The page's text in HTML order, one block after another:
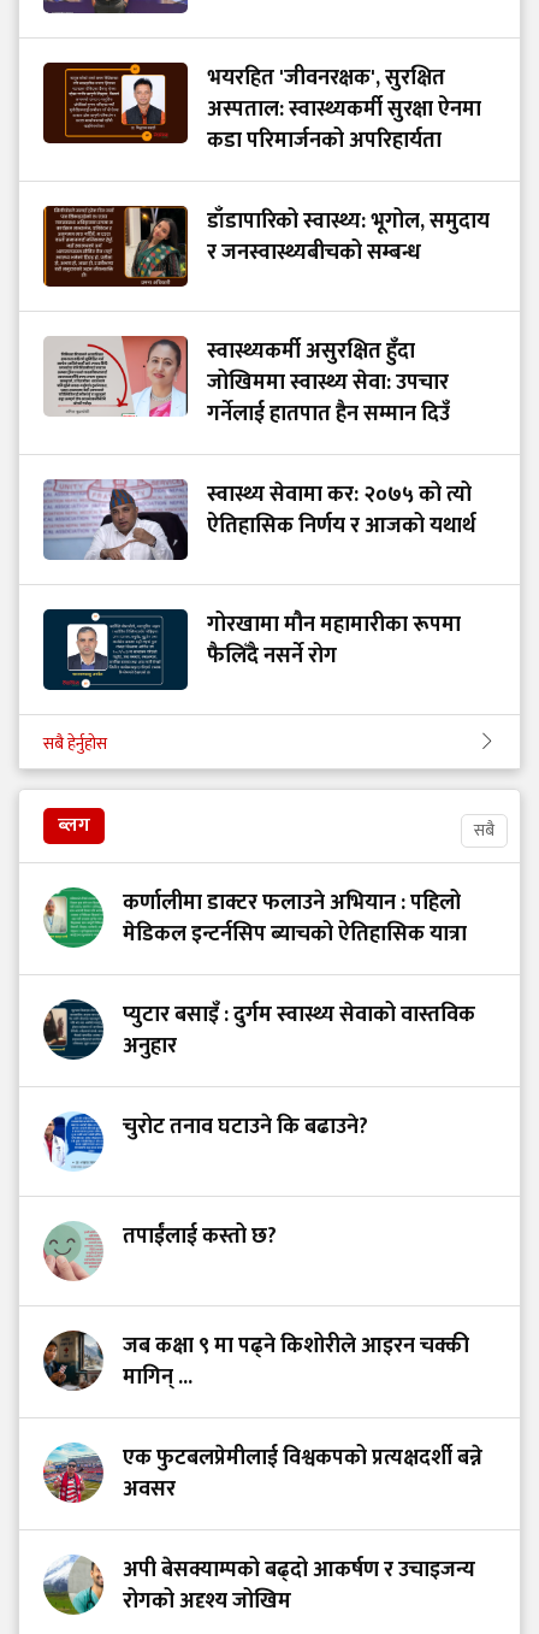
भयरहित 'जीवनरक्षक', सुरक्षित
अस्पताल: स्वास्थ्यकर्मी सुरक्षा ऐनमा
कडा परिमार्जनको अपरिहार्यता
डाँडापारिको स्वास्थ्य: भूगोल, समुदाय
र जनस्वास्थ्यबीचको सम्बन्ध
स्वास्थ्यकर्मी असुरक्षित हुँदा
जोखिममा स्वास्थ्य सेवा: उपचार
गर्नेलाई हातपात हैन सम्मान दिउँ
स्वास्थ्य सेवामा कर: २०७५ को त्यो
ऐतिहासिक निर्णय र आजको यथार्थ
गोरखामा मौन महामारीका रूपमा
फैलिँदै नसर्ने रोग
सबै हेर्नुहोस
ब्लग सबै
कर्णालीमा डाक्टर फलाउने अभियान : पहिलो
मेडिकल इन्टर्नसिप ब्याचको ऐतिहासिक यात्रा
प्युटार बसाइँ : दुर्गम स्वास्थ्य सेवाको वास्तविक
अनुहार
चुरोट तनाव घटाउने कि बढाउने?
तपाईंलाई कस्तो छ?
जब कक्षा ९ मा पढ्ने किशोरीले आइरन चक्की
मागिन् ...
एक फुटबलप्रेमीलाई विश्वकपको प्रत्यक्षदर्शी बन्ने
अवसर
अपी बेसक्याम्पको बढ्दो आकर्षण र उचाइजन्य
रोगको अदृश्य जोखिम